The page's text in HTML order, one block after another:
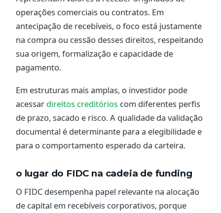
operações comerciais ou contratos. Em
antecipação de recebíveis, o foco está justamente
na compra ou cessão desses direitos, respeitando
sua origem, formalização e capacidade de
pagamento.
Em estruturas mais amplas, o investidor pode
acessar direitos creditórios com diferentes perfis
de prazo, sacado e risco. A qualidade da validação
documental é determinante para a elegibilidade e
para o comportamento esperado da carteira.
o lugar do FIDC na cadeia de funding
O FIDC desempenha papel relevante na alocação
de capital em recebíveis corporativos, porque